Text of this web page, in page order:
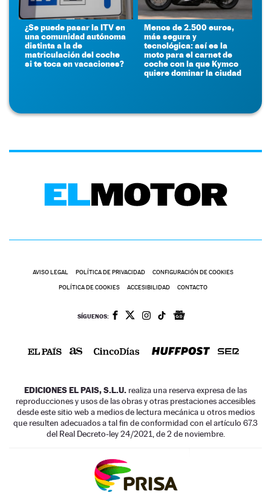
¿Se puede pasar la ITV en
una comunidad autónoma
distinta a la de
matriculación del coche
si te toca en vacaciones?
Menos de 2.500 euros,
más segura y
tecnológica: así es la
moto para el carnet de
coche con la que Kymco
quiere dominar la ciudad
AVISO LEGAL POLÍTICA DE PRIVACIDAD CONFIGURACIÓN DE COOKIES
POLÍTICA DE COOKIES ACCESIBILIDAD CONTACTO
SÍGUENOS:
EDICIONES EL PAIS, S.L.U. realiza una reserva expresa de las
reproducciones y usos de las obras y otras prestaciones accesibles
desde este sitio web a medios de lectura mecánica u otros medios
que resulten adecuados a tal fin de conformidad con el artículo 67.3
del Real Decreto-ley 24/2021, de 2 de noviembre.